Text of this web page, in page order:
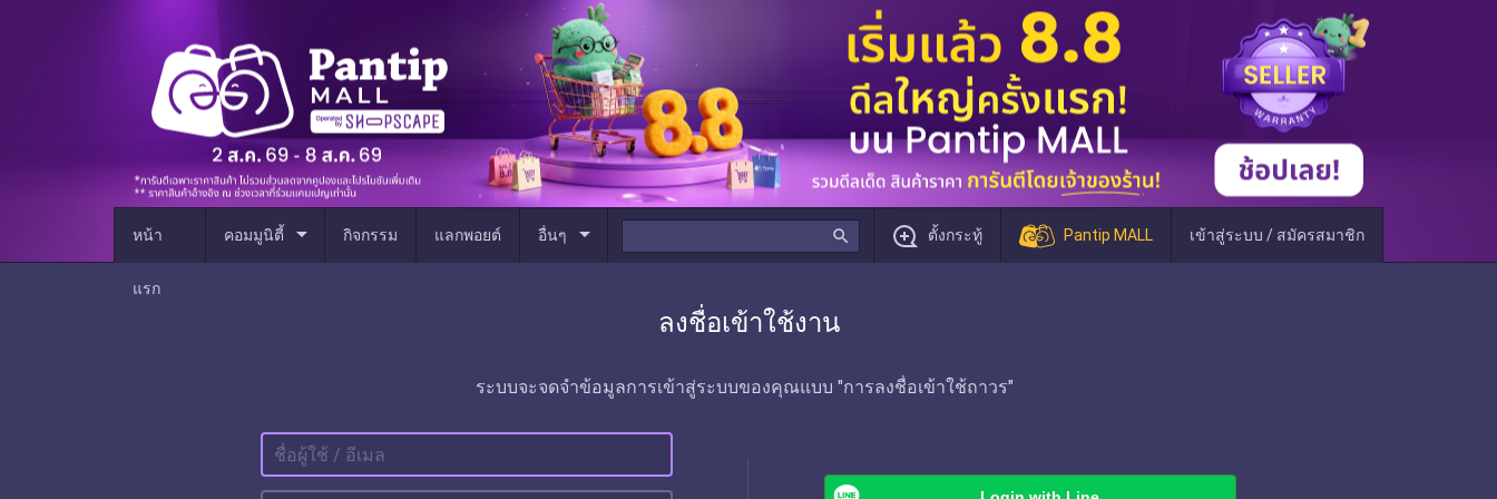
หน้า
แรก
คอมมูนิตี้ arrow_drop_down กิจกรรม แลกพอยต์ อื่นๆ arrow_drop_down search ตั้งกระทู้ Pantip MALL เข้าสู่ระบบ / สมัครสมาชิก
ลงชื่อเข้าใช้งาน
ระบบจะจดจำข้อมูลการเข้าสู่ระบบของคุณแบบ "การลงชื่อเข้าใช้ถาวร"